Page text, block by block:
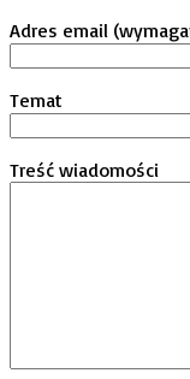
Adres email
Temat
Treść wiadomości